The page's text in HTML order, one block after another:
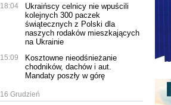
18:04
Ukraińscy celnicy nie wpuścili
kolejnych 300 paczek
świątecznych z Polski dla
naszych rodaków mieszkających
na Ukrainie
15:09
Kosztowne nieodśnieżanie
chodników, dachów i aut.
Mandaty poszły w górę
16 Grudzień